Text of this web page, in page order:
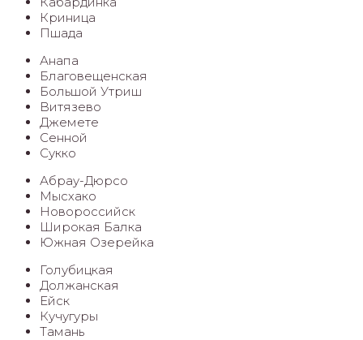
Криница
Пшада
Анапа
Благовещенская
Большой Утриш
Витязево
Джемете
Сенной
Сукко
Абрау-Дюрсо
Мысхако
Новороссийск
Широкая Балка
Южная Озерейка
Голубицкая
Должанская
Ейск
Кучугуры
Тамань